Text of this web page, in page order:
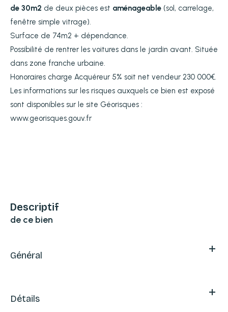
de 30m2 de deux pièces est aménageable (sol, carrelage,
fenêtre simple vitrage).
Surface de 74m2 + dépendance.
Possibilité de rentrer les voitures dans le jardin avant. Située
dans zone franche urbaine.
Honoraires charge Acquéreur 5% soit net vendeur 230 000€.
Les informations sur les risques auxquels ce bien est exposé
sont disponibles sur le site Géorisques :
www.georisques.gouv.fr
descriptif
de ce bien
Général
Détails